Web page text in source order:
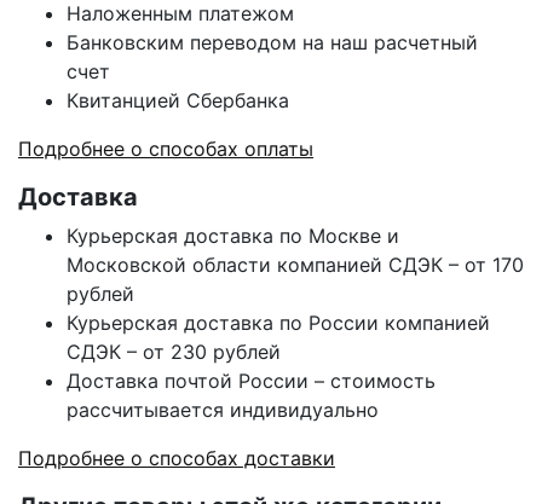
Наложенным платежом
Банковским переводом на наш расчетный
счет
Квитанцией Сбербанка
Подробнее о способах оплаты
Доставка
Курьерская доставка по Москве и
Московской области компанией СДЭК – от 170
рублей
Курьерская доставка по России компанией
СДЭК – от 230 рублей
Доставка почтой России – стоимость
рассчитывается индивидуально
Подробнее о способах доставки